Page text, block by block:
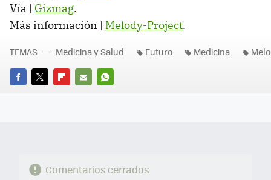
Vía | Gizmag.
Más información | Melody-Project.
FACEBOOK
TWITTERFLIPBOARD
E-
WHATSAPP
TEMAS Medicina y Salud Futuro Medicina
Comentarios cerrados